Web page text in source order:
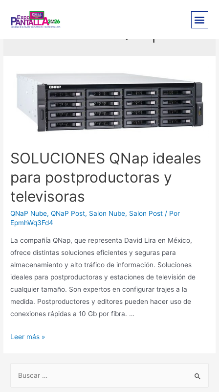
Soluciones Qnap
SOLUCIONES QNap ideales
para postproductoras y
televisoras
QNaP Nube,QNaP Post, Salon Nube, Salon Post / Por
EpmhWq3Fd4
La compañía QNap, que representa David Lira en México,
ofrece distintas soluciones eficientes y seguras para
almacenamiento y alto tráfico de información. Soluciones
ideales para postproductoras y estaciones de televisión de
cualquier tamaño. Son expertos en configurar trajes a la
medida. Postproductores y editores pueden hacer uso de
conexiones rápidas a 10 Gb por fibra. …
Leer más »